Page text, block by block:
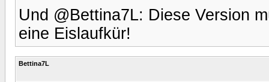
Und @Bettina7L: Diese Version
eine Eislaufkür!
Bettina7L